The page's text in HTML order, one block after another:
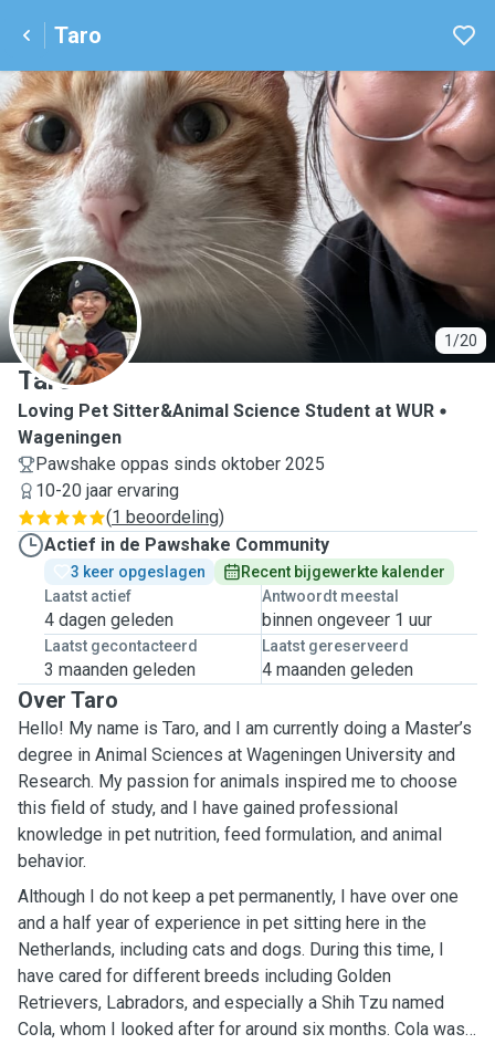
Taro
1/20
T
Taro
Loving Pet Sitter&Animal Science Student at WUR
Wageningen
Pawshake oppas sinds oktober 2025
10-20 jaar ervaring
(1 beoordeling)
Actief in de Pawshake Community
3 keer opgeslagen
Recent bijgewerkte kalender
Laatst actief
4 dagen geleden
Antwoordt meestal
binnen ongeveer 1 uur
Laatst gecontacteerd
3 maanden geleden
Laatst gereserveerd
4 maanden geleden
Over Taro
Hello! My name is Taro, and I am currently doing a Master’s
degree in Animal Sciences at Wageningen University and
Research. My passion for animals inspired me to choose
this field of study, and I have gained professional
knowledge in pet nutrition, feed formulation, and animal
behavior.
Although I do not keep a pet permanently, I have over one
and a half year of experience in pet sitting here in the
Netherlands, including cats and dogs. During this time, I
have cared for different breeds including Golden
Retrievers, Labradors, and especially a Shih Tzu named
Cola, whom I looked after for around six months. Cola was